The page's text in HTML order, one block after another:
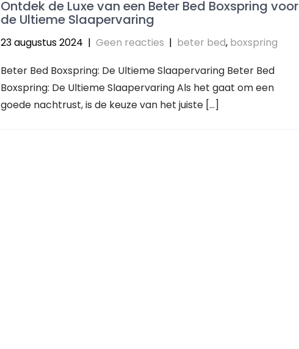
Ontdek de Luxe van een Beter Bed Boxspring voor
de Ultieme Slaapervaring
23 augustus 2024 | Geen reacties | beter bed, boxspring
Beter Bed Boxspring: De Ultieme Slaapervaring Beter Bed
Boxspring: De Ultieme Slaapervaring Als het gaat om een
goede nachtrust, is de keuze van het juiste […]